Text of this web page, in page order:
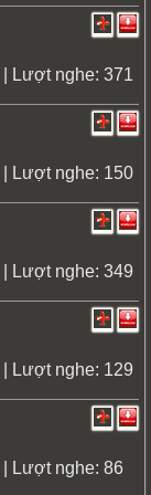
| Lượt nghe: 371
| Lượt nghe: 150
| Lượt nghe: 349
| Lượt nghe: 129
| Lượt nghe: 86